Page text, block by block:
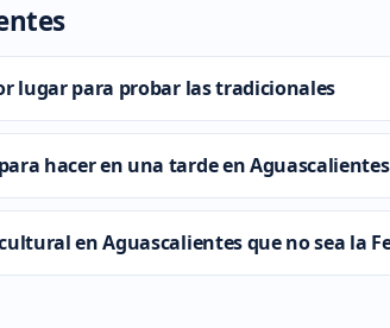
lugar para probar las tradicionales
hacer en una tarde en
en Aguascalientes que no sea la